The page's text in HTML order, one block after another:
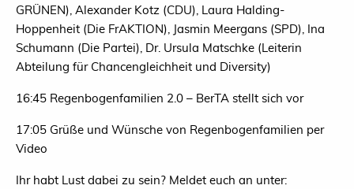
GRÜNEN), Alexander Kotz (CDU), Laura Halding-
Hoppenheit (Die FrAKTION), Jasmin Meergans (SPD), Ina
Schumann (Die Partei), Dr. Ursula Matschke (Leiterin
Abteilung für Chancengleichheit und Diversity)
16:45 Regenbogenfamilien 2.0 – BerTA stellt sich vor
17:05 Grüße und Wünsche von Regenbogenfamilien per
Video
Ihr habt Lust dabei zu sein? Meldet euch an unter: